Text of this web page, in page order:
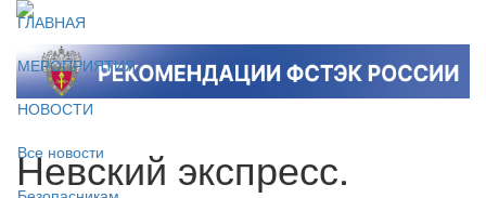
ГЛАВНАЯ
МЕРОПРИЯТИЯ
НОВОСТИ
Все новости
Невский экспресс.